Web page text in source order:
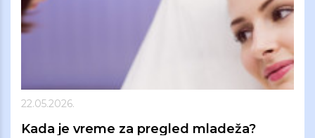
22.05.2026.
Kada je vreme za pregled mladeža?